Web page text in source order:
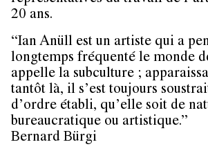
20 ans.
“Ian Anüll est un artiste qui a
longtemps fréquenté le monde
appelle la subculture ;
tantôt là, il s’est toujours
d’ordre établi, qu’elle soit de
bureaucratique ou artistique.”
Bernard Bürgi